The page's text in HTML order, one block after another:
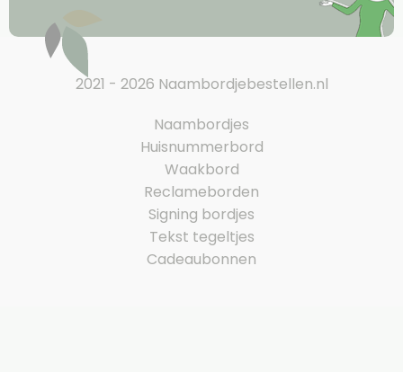
2021 - 2026 Naambordjebestellen.nl
Naambordjes
Huisnummerbord
Waakbord
Reclameborden
Signing bordjes
Tekst tegeltjes
Cadeaubonnen